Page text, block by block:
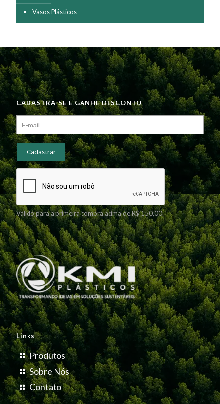
Vasos Plásticos
CADASTRA-SE E GANHE DESCONTO
Válido para a primeira compra acima de R$ 150,00
Links
Produtos
Sobre Nós
Contato